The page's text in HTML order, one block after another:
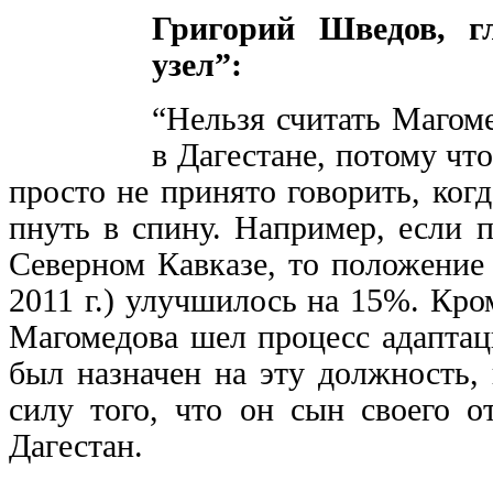
Григорий Шведов,
узел”:
“Нельзя считать
в Дагестане, потому
просто не принято говорить,
пнуть в спину. Например, если
Северном Кавказе, то
2011 г.) улучшилось на 15%.
Магомедова шел процесс
был назначен на эту
силу того, что он сын своего
Дагестан.